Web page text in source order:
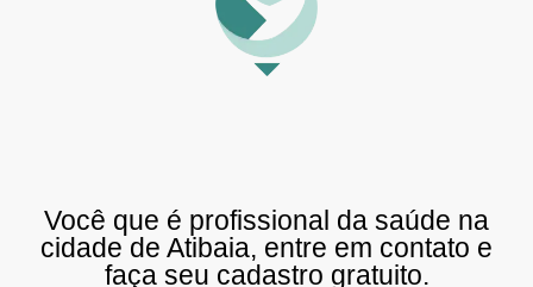
Você que é profissional da saúde na
cidade de Atibaia, entre em contato e
faça seu cadastro gratuito.